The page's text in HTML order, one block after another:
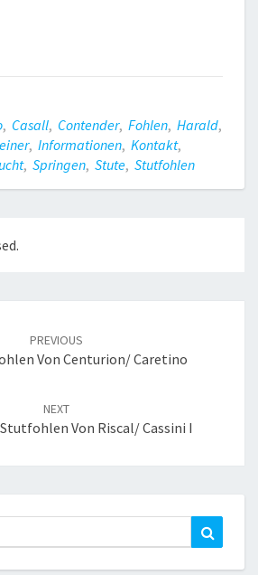
, Casall, Contender, Fohlen, Harald,
, Informationen, Kontakt,
, Springen, Stute, Stutfohlen
PREVIOUS
Von Centurion/ Caretino
NEXT
Von Riscal/ Cassini I